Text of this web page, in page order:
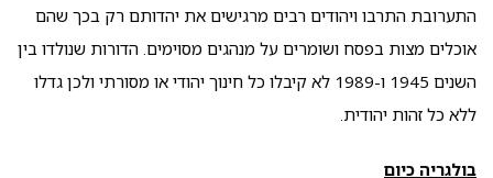
התערובת התרבו ויהודים רבים מרגישים את יהדותם רק בכך שהם
אוכלים מצות בפסח ושומרים על מנהגים מסוימים. הדורות שנולדו בין
השנים 1945 ו-1989 לא קיבלו כל חינוך יהודי או מסורתי ולכן גדלו
ללא כל זהות יהודית.
בולגריה כיום